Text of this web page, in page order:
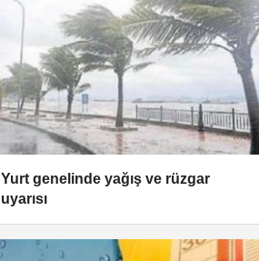
Yurt genelinde yağış ve rüzgar
uyarısı